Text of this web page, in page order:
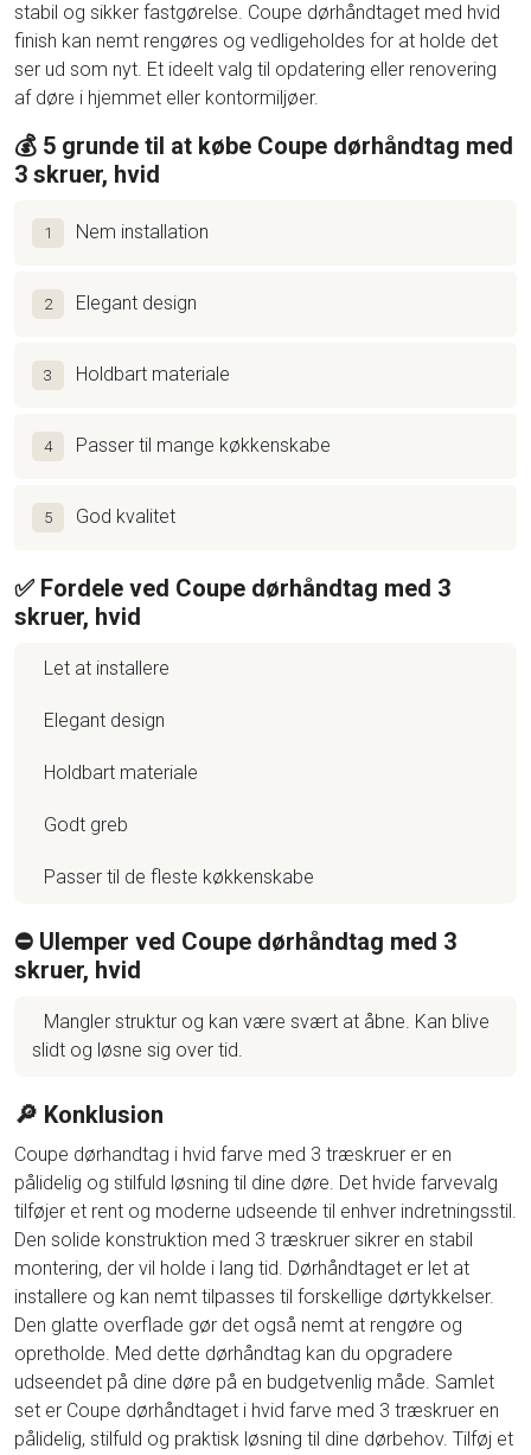
stabil og sikker fastgørelse. Coupe dørhåndtaget med hvid
finish kan nemt rengøres og vedligeholdes for at holde det
ser ud som nyt. Et ideelt valg til opdatering eller renovering
af døre i hjemmet eller kontormiljøer.
💰 5 grunde til at købe Coupe dørhåndtag med
3 skruer, hvid
1 Nem installation
2 Elegant design
3 Holdbart materiale
4 Passer til mange køkkenskabe
5 God kvalitet
✅ Fordele ved Coupe dørhåndtag med 3
skruer, hvid
Let at installere
Elegant design
Holdbart materiale
Godt greb
Passer til de fleste køkkenskabe
⛔️ Ulemper ved Coupe dørhåndtag med 3
skruer, hvid
Mangler struktur og kan være svært at åbne. Kan blive
slidt og løsne sig over tid.
🔎 Konklusion
Coupe dørhandtag i hvid farve med 3 træskruer er en
pålidelig og stilfuld løsning til dine døre. Det hvide farvevalg
tilføjer et rent og moderne udseende til enhver indretningsstil.
Den solide konstruktion med 3 træskruer sikrer en stabil
montering, der vil holde i lang tid. Dørhåndtaget er let at
installere og kan nemt tilpasses til forskellige dørtykkelser.
Den glatte overflade gør det også nemt at rengøre og
opretholde. Med dette dørhåndtag kan du opgradere
udseendet på dine døre på en budgetvenlig måde. Samlet
set er Coupe dørhåndtaget i hvid farve med 3 træskruer en
pålidelig, stilfuld og praktisk løsning til dine dørbehov. Tilføj et